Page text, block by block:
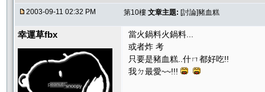
2003-09-11 02:32 PM 第10樓 文章主題: [討論]豬血糕
幸運草fbx
當火鍋料火鍋料...
或者炸 考
只要是豬血糕..什ㄇ都好吃!!
我ㄉ最愛~~!!!